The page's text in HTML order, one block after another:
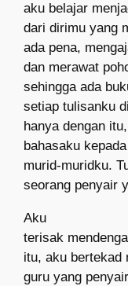
aku belajar
dari dirimu yang
ada pena,
dan merawat
sehingga ada
setiap tulisanku
hanya dengan
bahasaku
murid-muridku.
seorang penyair
Aku
terisak
itu, aku bertekad
guru yang